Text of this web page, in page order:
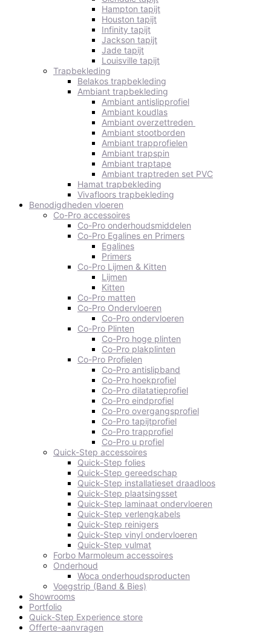
Hampton tapijt
Houston tapijt
Infinity tapijt
Jackson tapijt
Jade tapijt
Louisville tapijt
Trapbekleding
Belakos trapbekleding
Ambiant trapbekleding
Ambiant antislipprofiel
Ambiant koudlas
Ambiant overzettreden
Ambiant stootborden
Ambiant trapprofielen
Ambiant trapspin
Ambiant traptape
Ambiant traptreden set PVC
Hamat trapbekleding
Vivafloors trapbekleding
Benodigdheden vloeren
Co-Pro accessoires
Co-Pro onderhoudsmiddelen
Co-Pro Egalines en Primers
Egalines
Primers
Co-Pro Lijmen & Kitten
Lijmen
Kitten
Co-Pro matten
Co-Pro Ondervloeren
Co-Pro ondervloeren
Co-Pro Plinten
Co-Pro hoge plinten
Co-Pro plakplinten
Co-Pro Profielen
Co-Pro antislipband
Co-Pro hoekprofiel
Co-Pro dilatatieprofiel
Co-Pro eindprofiel
Co-Pro overgangsprofiel
Co-Pro tapijtprofiel
Co-Pro trapprofiel
Co-Pro u profiel
Quick-Step accessoires
Quick-Step folies
Quick-Step gereedschap
Quick-Step installatieset draadloos
Quick-Step plaatsingsset
Quick-Step laminaat ondervloeren
Quick-Step verlengkabels
Quick-Step reinigers
Quick-Step vinyl ondervloeren
Quick-Step vulmat
Forbo Marmoleum accessoires
Onderhoud
Woca onderhoudsproducten
Voegstrip (Band & Bies)
Showrooms
Portfolio
Quick-Step Experience store
Offerte-aanvragen